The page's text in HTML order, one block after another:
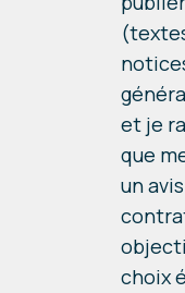
et je
que
un
choix